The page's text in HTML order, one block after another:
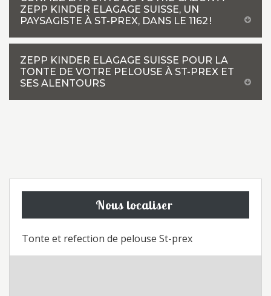
ZEPP KINDER ELAGAGE SUISSE, UN
PAYSAGISTE À ST-PREX, DANS LE 1162 !
ZEPP KINDER ELAGAGE SUISSE POUR LA
TONTE DE VOTRE PELOUSE À ST-PREX ET
SES ALENTOURS
Nous localiser
Tonte et refection de pelouse St-prex